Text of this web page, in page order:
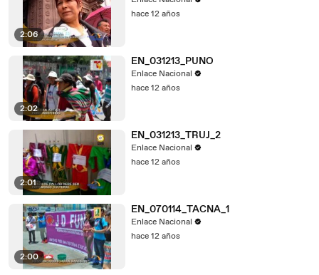
2:06
hace 12 años
2:02
EN_031213_PUNO
Enlace Nacional
hace 12 años
2:01
EN_031213_TRUJ_2
Enlace Nacional
hace 12 años
2:00
EN_070114_TACNA_1
Enlace Nacional
hace 12 años